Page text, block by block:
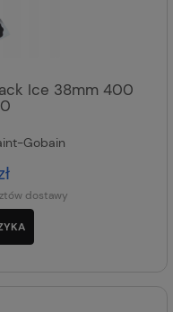
Ice 38mm 400
Gobain
dostawy